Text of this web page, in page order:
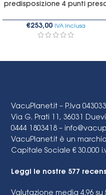
predisposizione 4 punti
€253,00 IVA Inclusa
VacuPlanet.it – P.Iva
Via G. Prati 11, 36031
0444 1803418 –
VacuPlanet.it è un
Capitale Sociale € 30.000
Leggi le nostre 577
Valutazione media 4.96 su